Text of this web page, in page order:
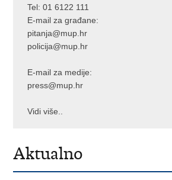
Tel:01 6122 111
E-mail za građane:
pitanja@mup.hr
policija@mup.hr
E-mail za medije:
press@mup.hr
Vidi više..
Aktualno